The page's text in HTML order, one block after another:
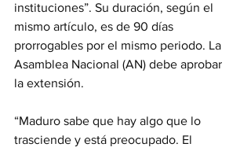
instituciones”. Su duración, según el
mismo artículo, es de 90 días
prorrogables por el mismo periodo. La
Asamblea Nacional (AN) debe aprobar
la extensión.
“Maduro sabe que hay algo que lo
trasciende y está preocupado. El